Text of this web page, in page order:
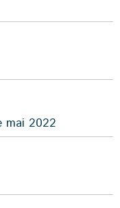
mai 2022